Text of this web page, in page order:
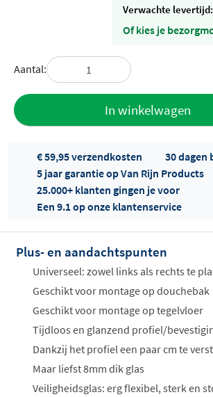
Verwachte
Of kies je
Aantal:
In winkelwagen
Offertes
ophalen...
€ 59,95 verzendkosten
30 dagen
5 jaar garantie op Van Rijn Products
25.000+ klanten gingen je voor
Een 9.1 op onze klantenservice
Plus- en aandachtspunten
Universeel: zowel links als rechts te
Geschikt voor montage op douchebak
Geschikt voor montage op tegelvloer
Tijdloos en glanzend profiel/
Dankzij het profiel een paar cm te
Maar liefst 8mm dik glas
Veiligheidsglas: erg flexibel, sterk en